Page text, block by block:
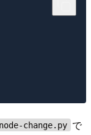
change.py で